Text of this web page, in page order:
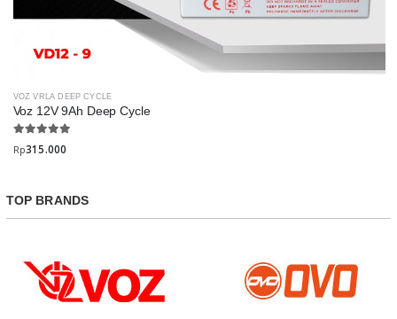
VOZ VRLA DEEP CYCLE
Voz 12V 9Ah Deep Cycle
Rp315.000
TOP BRANDS